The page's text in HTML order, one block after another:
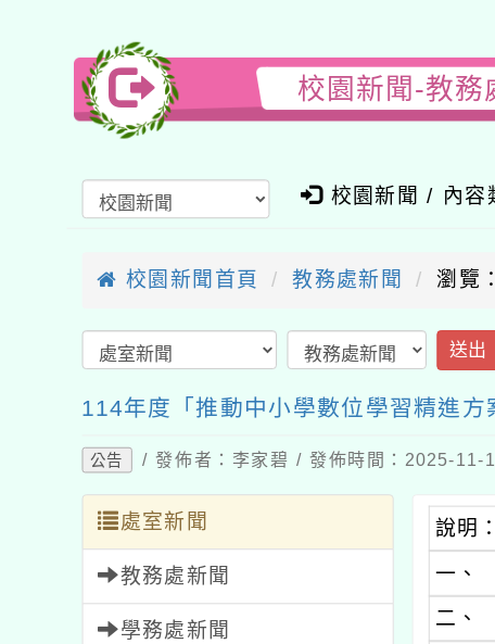
校園新聞-教務
校園新聞 / 內容
校園新聞首頁 教務處新聞 瀏覽
送出
114年度「推動中小學數位學習精進
公告 / 發佈者：李家碧 / 發佈時間：2025-11-
處室新聞
教務處新聞
學務處新聞
說明：
一、
二、